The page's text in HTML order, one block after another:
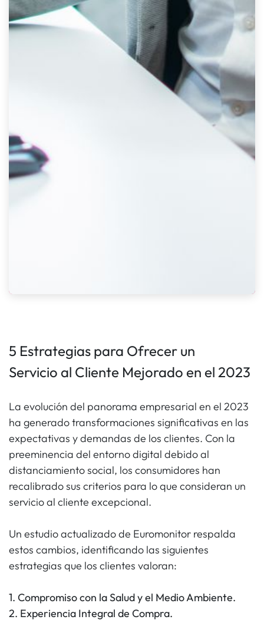
5 Estrategias para Ofrecer un
Servicio al Cliente Mejorado en el 2023
La evolución del panorama empresarial en el 2023
ha generado transformaciones significativas en las
expectativas y demandas de los clientes. Con la
preeminencia del entorno digital debido al
distanciamiento social, los consumidores han
recalibrado sus criterios para lo que consideran un
servicio al cliente excepcional.
Un estudio actualizado de Euromonitor respalda
estos cambios, identificando las siguientes
estrategias que los clientes valoran:
1. Compromiso con la Salud y el Medio Ambiente.
2. Experiencia Integral de Compra.